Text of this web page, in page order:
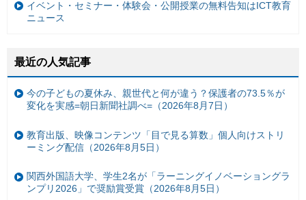
イベント・セミナー・体験会・公開授業の無料告知はICT教育
ニュース
最近の人気記事
今の子どもの夏休み、親世代と何が違う？保護者の73.5％が
変化を実感=朝日新聞社調べ=（2026年8月7日）
教育出版、映像コンテンツ「目で見る算数」個人向けストリ
ーミング配信（2026年8月5日）
関西外国語大学、学生2名が「ラーニングイノベーショングラ
ンプリ2026」で奨励賞受賞（2026年8月5日）